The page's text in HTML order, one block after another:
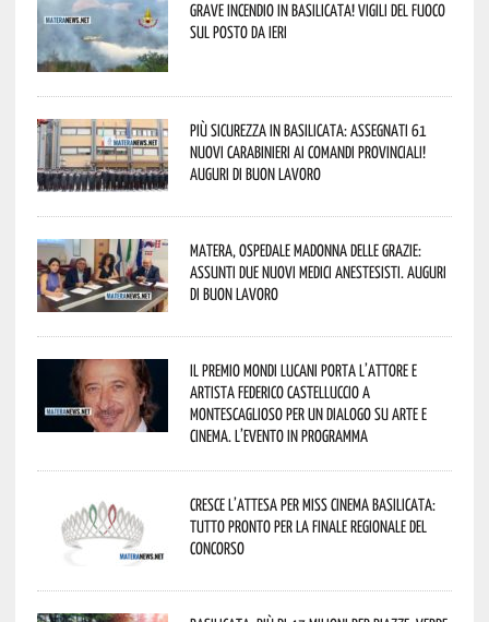
Grave incendio in Basilicata! Vigili del fuoco
sul posto da ieri
Più sicurezza in Basilicata: assegnati 61
nuovi Carabinieri ai Comandi provinciali!
Auguri di buon lavoro
Matera, Ospedale Madonna delle Grazie:
assunti due nuovi medici anestesisti. Auguri
di buon lavoro
Il Premio Mondi Lucani porta l’attore e
artista Federico Castelluccio a
Montescaglioso per un dialogo su arte e
cinema. L’evento in programma
Cresce l’attesa per Miss Cinema Basilicata:
tutto pronto per la finale regionale del
concorso